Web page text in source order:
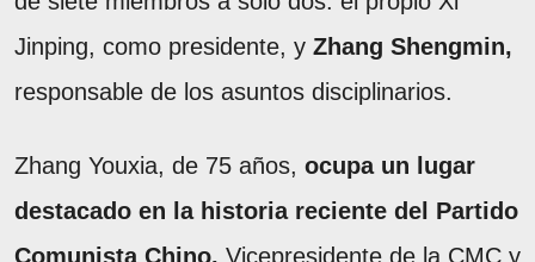
Jinping, como presidente, y Zhang Shengmin,
responsable de los asuntos disciplinarios.
Zhang Youxia, de 75 años, ocupa un lugar
destacado en la historia reciente del Partido
Comunista Chino. Vicepresidente de la CMC y